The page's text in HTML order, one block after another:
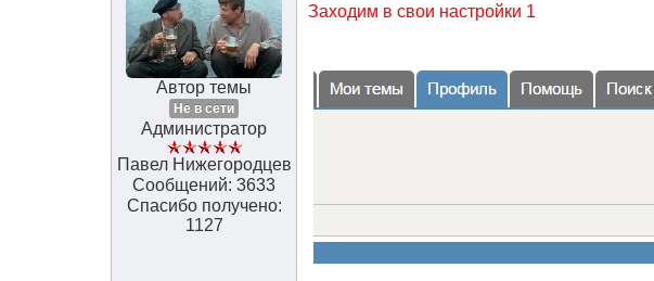
Автор темы
Не в сети
Администратор
Павел Нижегородцев
Сообщений: 3633
Спасибо получено:
1127
Заходим в свои настройки 1